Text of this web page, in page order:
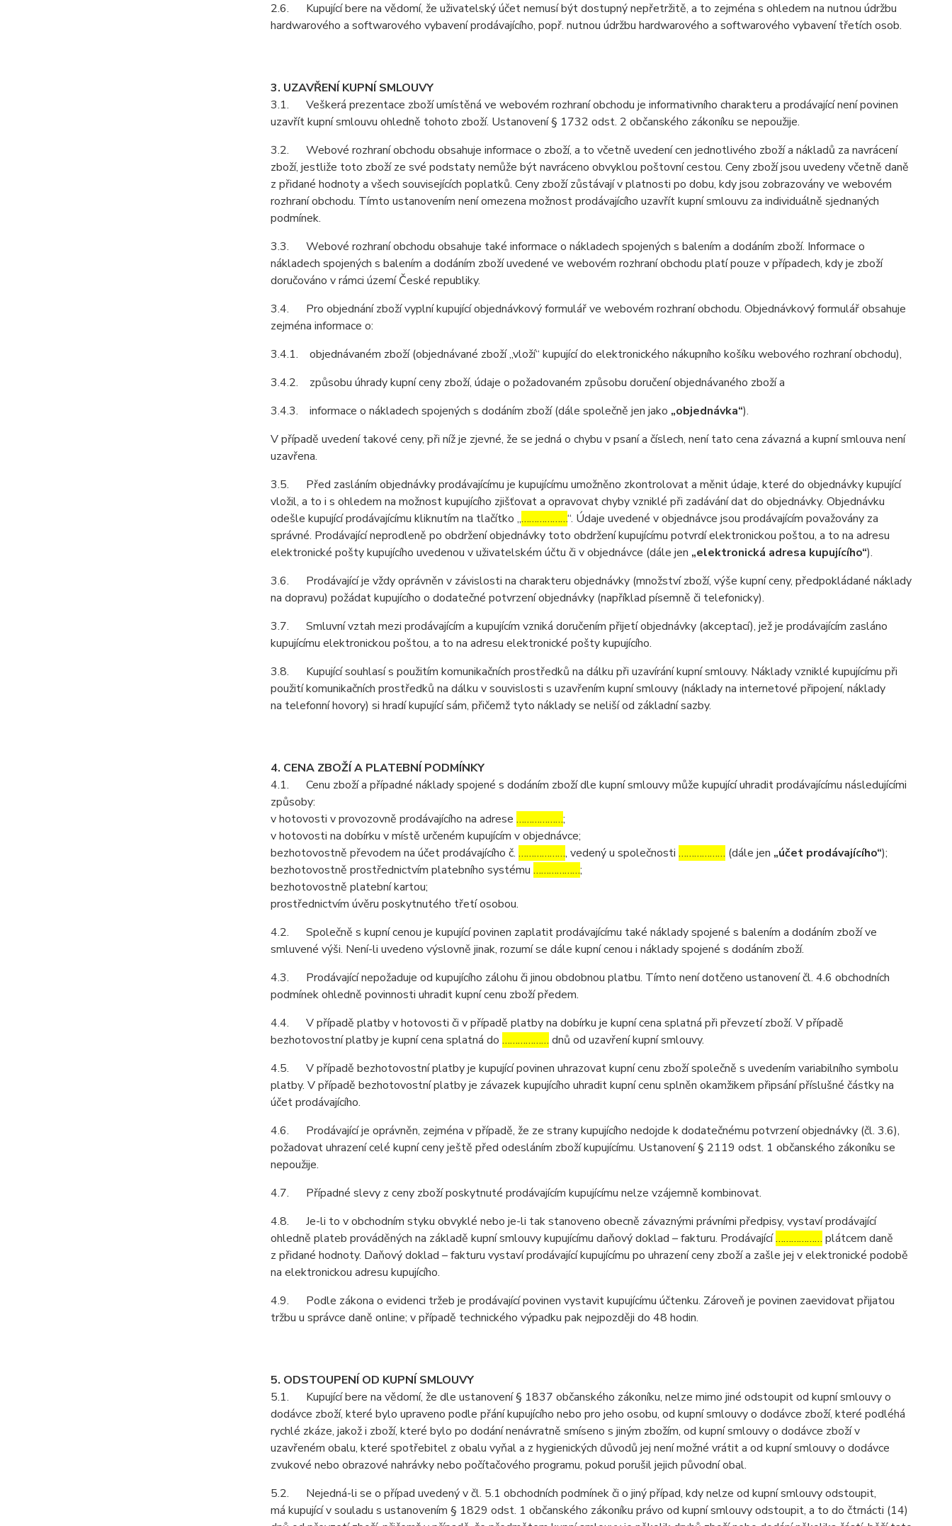
2.6. Kupující bere na vědomí, že uživatelský účet nemusí být dostupný nepřetržitě, a to zejména s ohledem na nutnou údržbu
hardwarového a softwarového vybavení prodávajícího, popř. nutnou údržbu hardwarového a softwarového vybavení třetích osob.
3. UZAVŘENÍ KUPNÍ SMLOUVY
3.1. Veškerá prezentace zboží umístěná ve webovém rozhraní obchodu je informativního charakteru a prodávající není povinen
uzavřít kupní smlouvu ohledně tohoto zboží. Ustanovení § 1732 odst. 2 občanského zákoníku se nepoužije.
3.2. Webové rozhraní obchodu obsahuje informace o zboží, a to včetně uvedení cen jednotlivého zboží a nákladů za navrácení
zboží, jestliže toto zboží ze své podstaty nemůže být navráceno obvyklou poštovní cestou. Ceny zboží jsou uvedeny včetně daně
z přidané hodnoty a všech souvisejících poplatků. Ceny zboží zůstávají v platnosti po dobu, kdy jsou zobrazovány ve webovém
rozhraní obchodu. Tímto ustanovením není omezena možnost prodávajícího uzavřít kupní smlouvu za individuálně sjednaných
podmínek.
3.3. Webové rozhraní obchodu obsahuje také informace o nákladech spojených s balením a dodáním zboží. Informace o
nákladech spojených s balením a dodáním zboží uvedené ve webovém rozhraní obchodu platí pouze v případech, kdy je zboží
doručováno v rámci území České republiky.
3.4. Pro objednání zboží vyplní kupující objednávkový formulář ve webovém rozhraní obchodu. Objednávkový formulář obsahuje
zejména informace o:
3.4.1. objednávaném zboží (objednávané zboží „vloží“ kupující do elektronického nákupního košíku webového rozhraní obchodu),
3.4.2. způsobu úhrady kupní ceny zboží, údaje o požadovaném způsobu doručení objednávaného zboží a
3.4.3. informace o nákladech spojených s dodáním zboží (dále společně jen jako „objednávka“).
V případě uvedení takové ceny, při níž je zjevné, že se jedná o chybu v psaní a číslech, není tato cena závazná a kupní smlouva není
uzavřena.
3.5. Před zasláním objednávky prodávajícímu je kupujícímu umožněno zkontrolovat a měnit údaje, které do objednávky kupující
vložil, a to i s ohledem na možnost kupujícího zjišťovat a opravovat chyby vzniklé při zadávání dat do objednávky. Objednávku
odešle kupující prodávajícímu kliknutím na tlačítko „………………“. Údaje uvedené v objednávce jsou prodávajícím považovány za
správné. Prodávající neprodleně po obdržení objednávky toto obdržení kupujícímu potvrdí elektronickou poštou, a to na adresu
elektronické pošty kupujícího uvedenou v uživatelském účtu či v objednávce (dále jen „elektronická adresa kupujícího“).
3.6. Prodávající je vždy oprávněn v závislosti na charakteru objednávky (množství zboží, výše kupní ceny, předpokládané náklady
na dopravu) požádat kupujícího o dodatečné potvrzení objednávky (například písemně či telefonicky).
3.7. Smluvní vztah mezi prodávajícím a kupujícím vzniká doručením přijetí objednávky (akceptací), jež je prodávajícím zasláno
kupujícímu elektronickou poštou, a to na adresu elektronické pošty kupujícího.
3.8. Kupující souhlasí s použitím komunikačních prostředků na dálku při uzavírání kupní smlouvy. Náklady vzniklé kupujícímu při
použití komunikačních prostředků na dálku v souvislosti s uzavřením kupní smlouvy (náklady na internetové připojení, náklady
na telefonní hovory) si hradí kupující sám, přičemž tyto náklady se neliší od základní sazby.
4. CENA ZBOŽÍ A PLATEBNÍ PODMÍNKY
4.1. Cenu zboží a případné náklady spojené s dodáním zboží dle kupní smlouvy může kupující uhradit prodávajícímu následujícími
způsoby:
v hotovosti v provozovně prodávajícího na adrese ………………;
v hotovosti na dobírku v místě určeném kupujícím v objednávce;
bezhotovostně převodem na účet prodávajícího č. ………………, vedený u společnosti ……………… (dále jen „účet prodávajícího“);
bezhotovostně prostřednictvím platebního systému ………………;
bezhotovostně platební kartou;
prostřednictvím úvěru poskytnutého třetí osobou.
4.2. Společně s kupní cenou je kupující povinen zaplatit prodávajícímu také náklady spojené s balením a dodáním zboží ve
smluvené výši. Není-li uvedeno výslovně jinak, rozumí se dále kupní cenou i náklady spojené s dodáním zboží.
4.3. Prodávající nepožaduje od kupujícího zálohu či jinou obdobnou platbu. Tímto není dotčeno ustanovení čl. 4.6 obchodních
podmínek ohledně povinnosti uhradit kupní cenu zboží předem.
4.4. V případě platby v hotovosti či v případě platby na dobírku je kupní cena splatná při převzetí zboží. V případě
bezhotovostní platby je kupní cena splatná do ……………… dnů od uzavření kupní smlouvy.
4.5. V případě bezhotovostní platby je kupující povinen uhrazovat kupní cenu zboží společně s uvedením variabilního symbolu
platby. V případě bezhotovostní platby je závazek kupujícího uhradit kupní cenu splněn okamžikem připsání příslušné částky na
účet prodávajícího.
4.6. Prodávající je oprávněn, zejména v případě, že ze strany kupujícího nedojde k dodatečnému potvrzení objednávky (čl. 3.6),
požadovat uhrazení celé kupní ceny ještě před odesláním zboží kupujícímu. Ustanovení § 2119 odst. 1 občanského zákoníku se
nepoužije.
4.7. Případné slevy z ceny zboží poskytnuté prodávajícím kupujícímu nelze vzájemně kombinovat.
4.8. Je-li to v obchodním styku obvyklé nebo je-li tak stanoveno obecně závaznými právními předpisy, vystaví prodávající
ohledně plateb prováděných na základě kupní smlouvy kupujícímu daňový doklad – fakturu. Prodávající……………… plátcem daně
z přidané hodnoty. Daňový doklad – fakturu vystaví prodávající kupujícímu po uhrazení ceny zboží a zašle jej v elektronické podobě
na elektronickou adresu kupujícího.
4.9. Podle zákona o evidenci tržeb je prodávající povinen vystavit kupujícímu účtenku. Zároveň je povinen zaevidovat přijatou
tržbu u správce daně online; v případě technického výpadku pak nejpozději do 48 hodin.
5. ODSTOUPENÍ OD KUPNÍ SMLOUVY
5.1. Kupující bere na vědomí, že dle ustanovení § 1837 občanského zákoníku, nelze mimo jiné odstoupit od kupní smlouvy o
dodávce zboží, které bylo upraveno podle přání kupujícího nebo pro jeho osobu, od kupní smlouvy o dodávce zboží, které podléhá
rychlé zkáze, jakož i zboží, které bylo po dodání nenávratně smíseno s jiným zbožím, od kupní smlouvy o dodávce zboží v
uzavřeném obalu, které spotřebitel z obalu vyňal a z hygienických důvodů jej není možné vrátit a od kupní smlouvy o dodávce
zvukové nebo obrazové nahrávky nebo počítačového programu, pokud porušil jejich původní obal.
5.2. Nejedná-li se o případ uvedený v čl. 5.1 obchodních podmínek či o jiný případ, kdy nelze od kupní smlouvy odstoupit,
má kupující v souladu s ustanovením § 1829 odst. 1 občanského zákoníku právo od kupní smlouvy odstoupit, a to do čtrnácti (14)